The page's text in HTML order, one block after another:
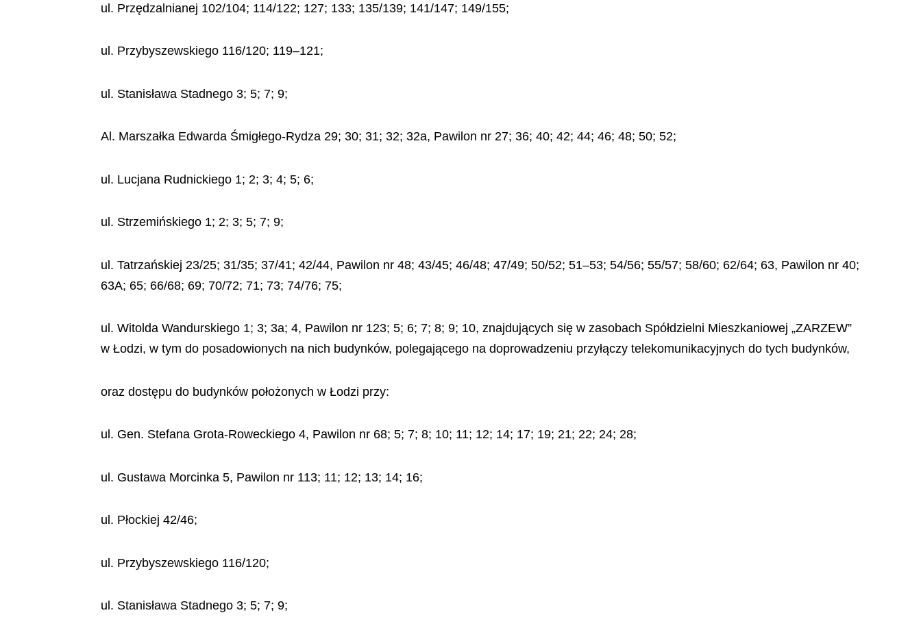
ul. Przędzalnianej 102/104; 114/122; 127; 133; 135/139; 141/147; 149/155;
ul. Przybyszewskiego 116/120; 119–121;
ul. Stanisława Stadnego 3; 5; 7; 9;
Al. Marszałka Edwarda Śmigłego-Rydza 29; 30; 31; 32; 32a, Pawilon nr 27; 36; 40; 42; 44; 46; 48; 50; 52;
ul. Lucjana Rudnickiego 1; 2; 3; 4; 5; 6;
ul. Strzemińskiego 1; 2; 3; 5; 7; 9;
ul. Tatrzańskiej 23/25; 31/35; 37/41; 42/44, Pawilon nr 48; 43/45; 46/48; 47/49; 50/52; 51–53; 54/56; 55/57; 58/60; 62/64; 63, Pawilon nr 40;
63A; 65; 66/68; 69; 70/72; 71; 73; 74/76; 75;
ul. Witolda Wandurskiego 1; 3; 3a; 4, Pawilon nr 123; 5; 6; 7; 8; 9; 10, znajdujących się w zasobach Spółdzielni Mieszkaniowej „ZARZEW”
w Łodzi, w tym do posadowionych na nich budynków, polegającego na doprowadzeniu przyłączy telekomunikacyjnych do tych budynków,
oraz dostępu do budynków położonych w Łodzi przy:
ul. Gen. Stefana Grota-Roweckiego 4, Pawilon nr 68; 5; 7; 8; 10; 11; 12; 14; 17; 19; 21; 22; 24; 28;
ul. Gustawa Morcinka 5, Pawilon nr 113; 11; 12; 13; 14; 16;
ul. Płockiej 42/46;
ul. Przybyszewskiego 116/120;
ul. Stanisława Stadnego 3; 5; 7; 9;